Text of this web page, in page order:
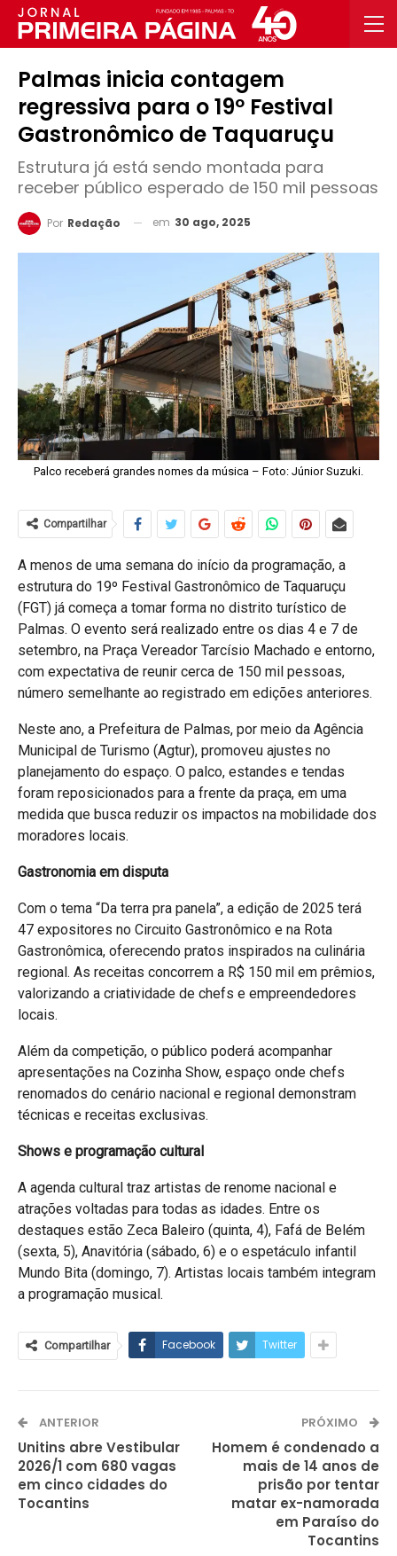
Palmas inicia contagem
regressiva para o 19º Festival
Gastronômico de Taquaruçu
Estrutura já está sendo montada para
receber público esperado de 150 mil pessoas
Por Redação em 30 ago, 2025
Palco receberá grandes nomes da música – Foto: Júnior Suzuki.
Compartilhar
A menos de uma semana do início da programação, a
estrutura do 19º Festival Gastronômico de Taquaruçu
(FGT) já começa a tomar forma no distrito turístico de
Palmas. O evento será realizado entre os dias 4 e 7 de
setembro, na Praça Vereador Tarcísio Machado e entorno,
com expectativa de reunir cerca de 150 mil pessoas,
número semelhante ao registrado em edições anteriores.
Neste ano, a Prefeitura de Palmas, por meio da Agência
Municipal de Turismo (Agtur), promoveu ajustes no
planejamento do espaço. O palco, estandes e tendas
foram reposicionados para a frente da praça, em uma
medida que busca reduzir os impactos na mobilidade dos
moradores locais.
Gastronomia em disputa
Com o tema “Da terra pra panela”, a edição de 2025 terá
47 expositores no Circuito Gastronômico e na Rota
Gastronômica, oferecendo pratos inspirados na culinária
regional. As receitas concorrem a R$ 150 mil em prêmios,
valorizando a criatividade de chefs e empreendedores
locais.
Além da competição, o público poderá acompanhar
apresentações na Cozinha Show, espaço onde chefs
renomados do cenário nacional e regional demonstram
técnicas e receitas exclusivas.
Shows e programação cultural
A agenda cultural traz artistas de renome nacional e
atrações voltadas para todas as idades. Entre os
destaques estão Zeca Baleiro (quinta, 4), Fafá de Belém
(sexta, 5), Anavitória (sábado, 6) e o espetáculo infantil
Mundo Bita (domingo, 7). Artistas locais também integram
a programação musical.
Compartilhar Facebook Twitter
ANTERIOR
Unitins abre Vestibular
2026/1 com 680 vagas
em cinco cidades do
Tocantins
PRÓXIMO
Homem é condenado a
mais de 14 anos de
prisão por tentar
matar ex-namorada
em Paraíso do
Tocantins